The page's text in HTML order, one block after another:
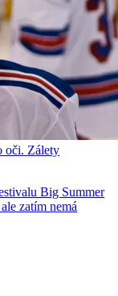
oči. Zálety
Big Summer
zatím nemá